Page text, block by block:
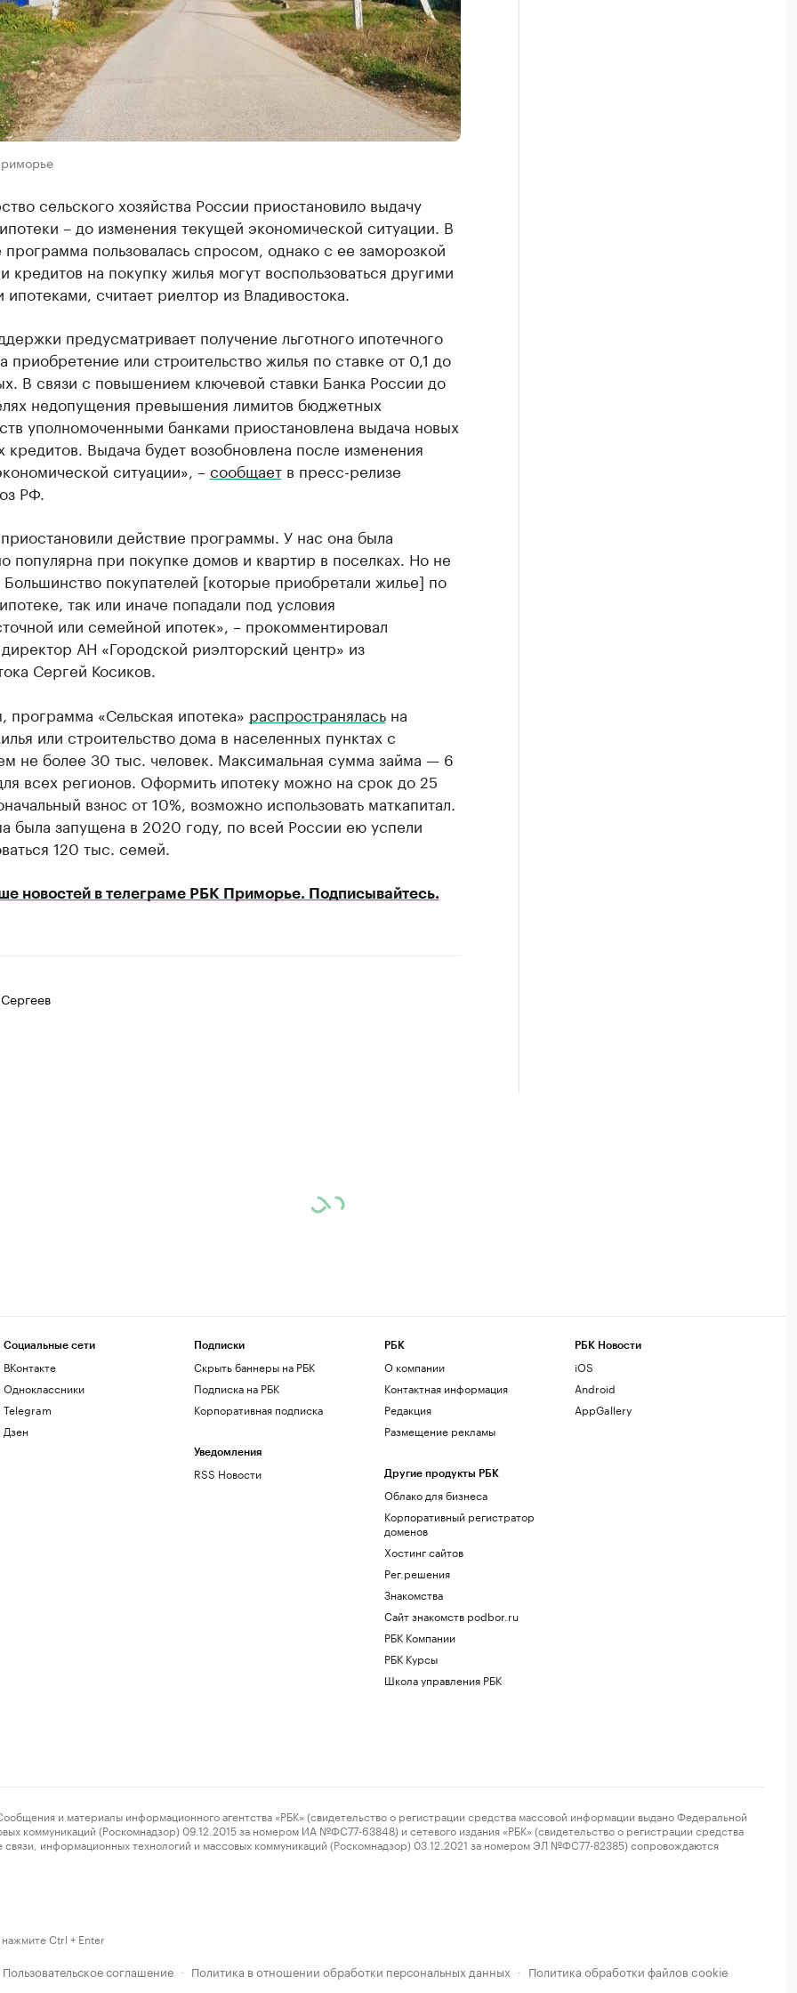
сельского хозяйства России приостановило выдачу
– до изменения текущей экономической ситуации. В
пользовалась спросом, однако с ее заморозкой
кредитов на покупку жилья могут воспользоваться другими
ипотеками, считает риелтор из Владивостока.
предусматривает получение льготного ипотечного
приобретение или строительство жилья по ставке от 0,1 до
В связи с повышением ключевой ставки Банка России до
недопущения превышения лимитов бюджетных
уполномоченными банками приостановлена выдача новых
кредитов. Выдача будет возобновлена после изменения
ситуации», –сообщаетв пресс-релизе
РФ.
действие программы. У нас она была
популярна при покупке домов и квартир в поселках. Но не
покупателей [которые приобретали жилье] по
так или иначе попадали под условия
или семейной ипотек», – прокомментировал
АН «Городской риэлторский центр» из
Сергей Косиков.
программа «Сельская ипотека» распространяласьна
или строительство дома в населенных пунктах с
не более 30 тыс. человек. Максимальная сумма займа — 6
всех регионов. Оформить ипотеку можно на срок до 25
взнос от 10%, возможно использовать маткапитал.
была запущена в 2020 году, по всей России ею успели
120 тыс. семей.
новостей в телеграме РБК Приморье. Подписывайтесь.
Социальные сети
ВКонтакте
Одноклассники
Telegram
Дзен
Подписки
Скрыть баннеры на РБК
Подписка на РБК
Корпоративная подписка
Уведомления
RSS Новости
РБК
О компании
Контактная информация
Редакция
Размещение рекламы
Другие продукты РБК
Облако для бизнеса
Корпоративный регистратор
доменов
Хостинг сайтов
Рег.решения
Знакомства
Сайт знакомств podbor.ru
РБК Компании
РБК Курсы
Школа управления РБК
РБК Новости
iOS
Android
AppGallery
и материалы информационного агентства «РБК» (свидетельство о регистрации средства массовой информации выдано Федеральной
коммуникаций (Роскомнадзор) 09.12.2015 за номером ИА №ФС77-63848) и сетевого издания «РБК» (свидетельство о регистрации средства
информационных технологий и массовых коммуникаций (Роскомнадзор) 03.12.2021 за номером ЭЛ №ФС77-82385) сопровождаются
Ctrl + Enter
Пользовательское соглашение · Политика в отношении обработки персональных данных · Политика обработки файлов cookie